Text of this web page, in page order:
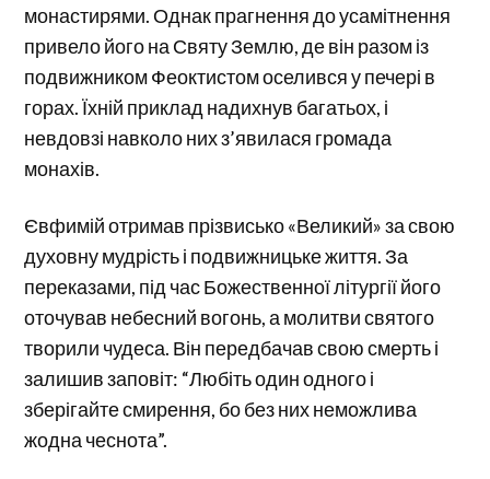
монастирями. Однак прагнення до усамітнення
привело його на Святу Землю, де він разом із
подвижником Феоктистом оселився у печері в
горах. Їхній приклад надихнув багатьох, і
невдовзі навколо них з’явилася громада
монахів.
Євфимій отримав прізвисько «Великий» за свою
духовну мудрість і подвижницьке життя. За
переказами, під час Божественної літургії його
оточував небесний вогонь, а молитви святого
творили чудеса. Він передбачав свою смерть і
залишив заповіт: “Любіть один одного і
зберігайте смирення, бо без них неможлива
жодна чеснота”.